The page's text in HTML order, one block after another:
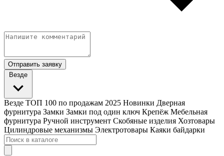
Отправить заявку
Везде
Везде ТОП 100 по продажам 2025 Новинки Дверная
фурнитура Замки Замки под один ключ Крепёж Мебельная
фурнитура Ручной инструмент Скобяные изделия Хозтовары
Цилиндровые механизмы Электротовары Каяки байдарки